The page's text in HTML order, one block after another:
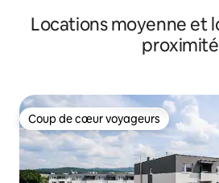
Locations moyenne et
proximité
Coup de cœur voyageurs
Coup de cœur voyageurs